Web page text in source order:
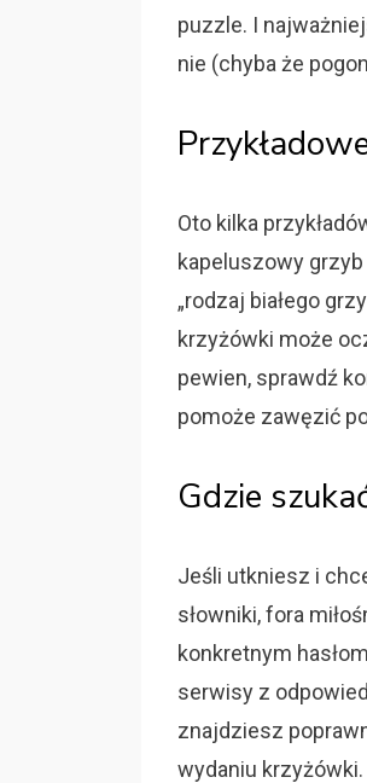
puzzle. I
nie (chyba że
Oto kilka
kapeluszowy
„rodzaj białego
krzyżówki może
pewien, sprawdź
pomoże zawęzić
Gdzie
Jeśli utkniesz i
słowniki, fora
konkretnym
serwisy z
znajdziesz
wydaniu krzyżówki.